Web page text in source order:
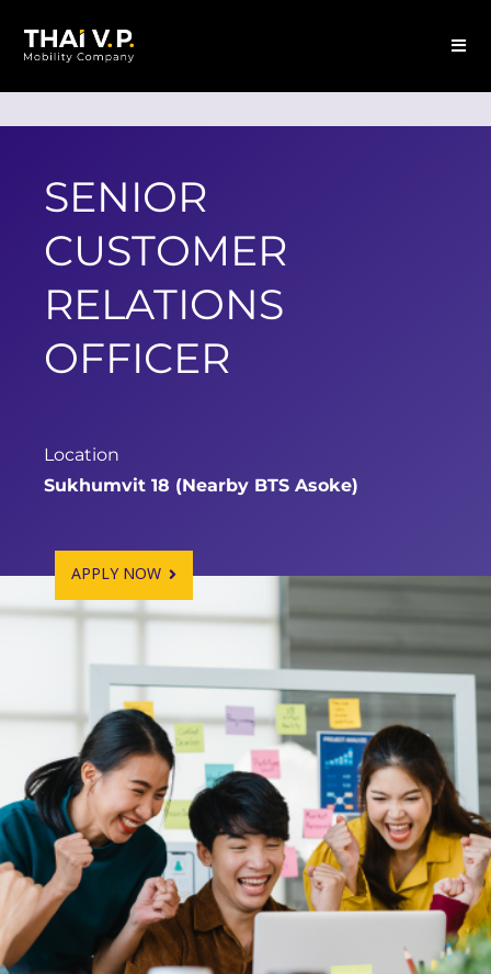
SENIOR
CUSTOMER
RELATIONS
OFFICER
Location
Sukhumvit 18 (Nearby BTS Asoke)
APPLY NOW